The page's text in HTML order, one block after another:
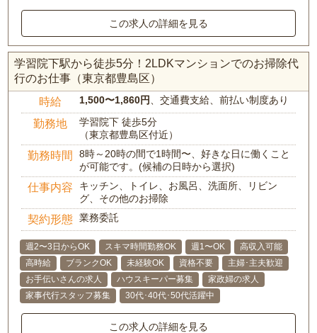
この求人の詳細を見る
学習院下駅から徒歩5分！2LDKマンションでのお掃除代
行のお仕事（東京都豊島区）
時給 1,500〜1,860円 、交通費支給、前払い制度あり
勤務地
学習院下 徒歩5分
（東京都豊島区付近）
勤務時間
8時～20時の間で1時間〜、好きな日に働くこと
が可能です。(候補の日時から選択)
仕事内容
キッチン、トイレ、お風呂、洗面所、リビン
グ、その他のお掃除
契約形態 業務委託
週2〜3日からOK スキマ時間勤務OK 週1〜OK
高収入可能
高時給
ブランクOK 未経験OK 資格不要
主婦･主夫歓迎
お手伝いさんの求人
ハウスキーパー募集
家政婦の求人
家事代行スタッフ募集
30代･40代･50代活躍中
この求人の詳細を見る